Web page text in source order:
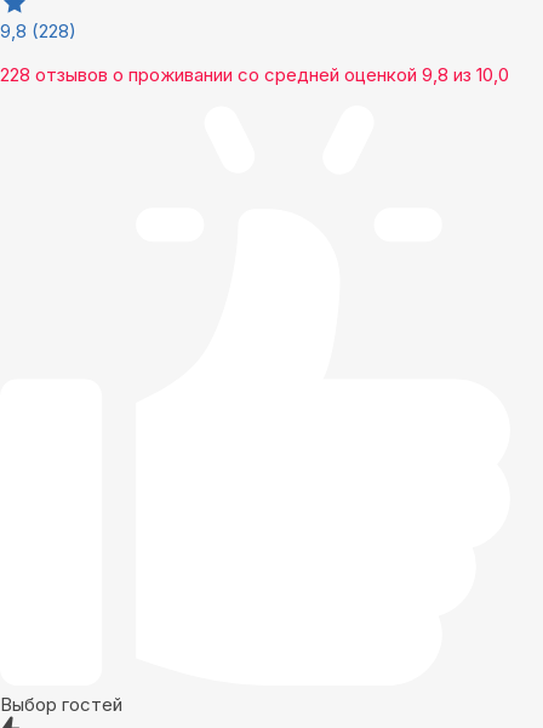
9,8 (228)
228 отзывов о проживании со средней оценкой 9,8 из 10,0
Выбор гостей